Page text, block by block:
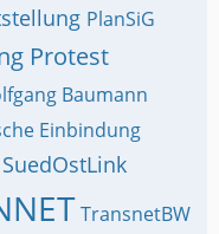
PlanSiG
Protest
Baumann
Einbindung
SuedOstLink
TransnetBW